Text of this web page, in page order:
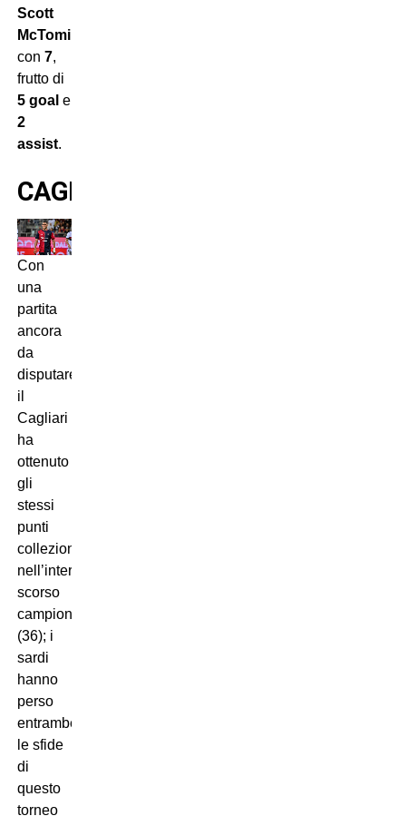
Scott
McTominay
con 7,
frutto di
5 goal e
2
assist.
CAGLIARI
Con
una
partita
ancora
da
disputare,
il
Cagliari
ha
ottenuto
gli
stessi
punti
collezionati
nell’intero
scorso
campionato
(36); i
sardi
hanno
perso
entrambe
le sfide
di
questo
torneo